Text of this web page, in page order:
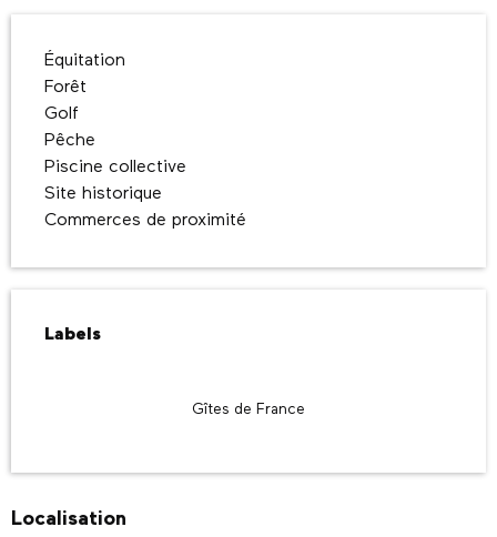
Équitation
Forêt
Golf
Pêche
Piscine collective
Site historique
Commerces de proximité
Labels
Labels
Gîtes de France
Localisation